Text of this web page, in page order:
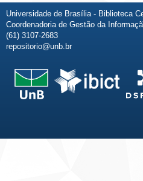
Universidade de Brasília - Biblioteca
Coordenadoria de Gestão da
(61) 3107-2683
repositorio@unb.br